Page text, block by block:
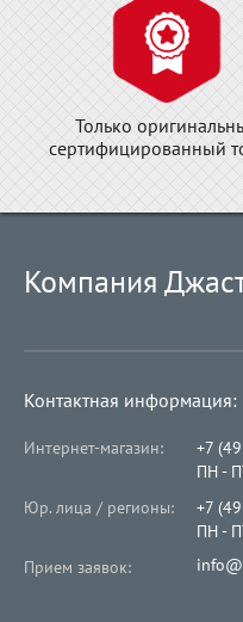
Только
сертифицированный
Компания
Контактная информация:
Интернет-магазин:
+7
ПН -
Юр. лица / регионы:
+7
ПН -
Прием заявок: